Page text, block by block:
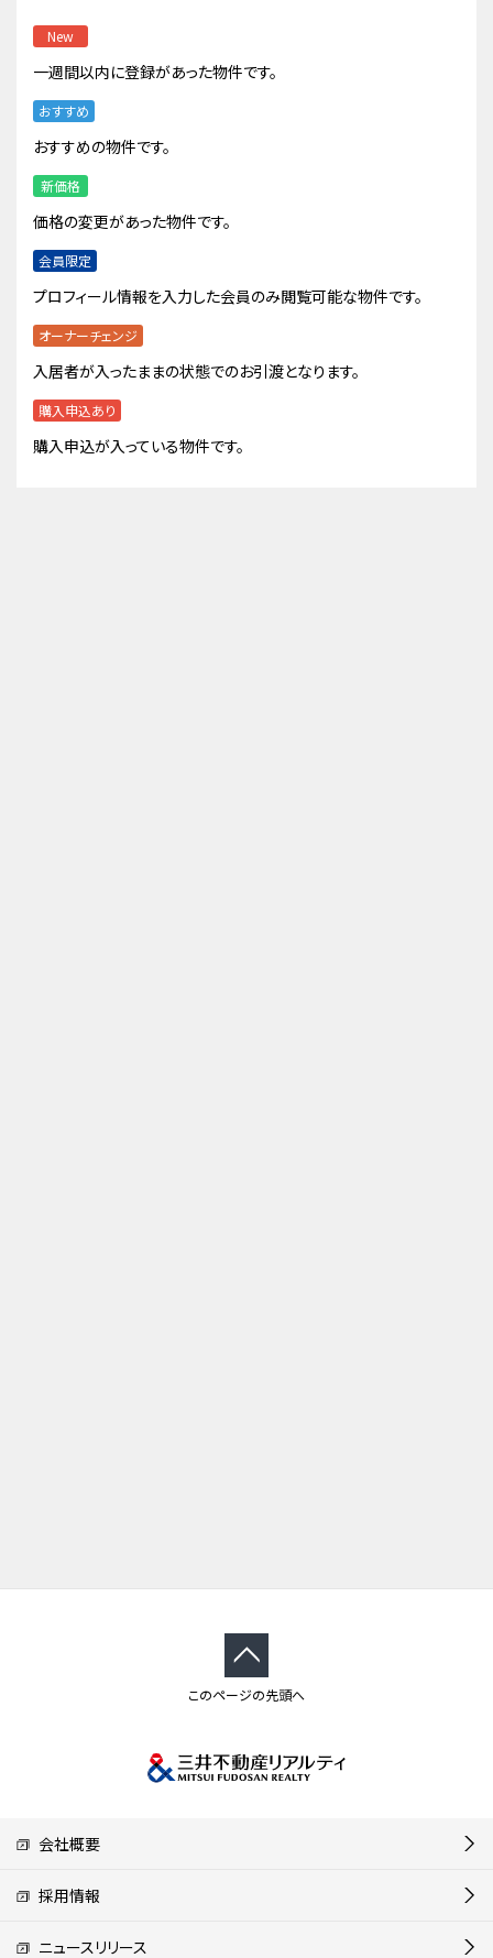
New
一週間以内に登録があった物件です。
おすすめ
おすすめの物件です。
新価格
価格の変更があった物件です。
会員限定
プロフィール情報を入力した会員のみ閲覧可能な物件です。
オーナーチェンジ
入居者が入ったままの状態でのお引渡となります。
購入申込あり
購入申込が入っている物件です。
このページの先頭へ
会社概要
採用情報
ニュースリリース